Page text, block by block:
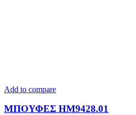
Add to compare
ΜΠΟΥΦΕΣ HM9428.01